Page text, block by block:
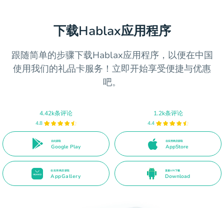
下载Hablax应用程序
跟随简单的步骤下载Hablax应用程序，以便在中国
使用我们的礼品卡服务！立即开始享受便捷与优惠
吧。
4.42k条评论
4.8
在此获取
Google Play
1.2k条评论
4.4
在应用商店获取
AppStore
在应用商店获取
AppGallery
直接APK下载
Download